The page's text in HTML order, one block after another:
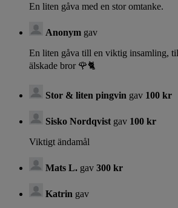
En liten gåva med en stor omtanke.
Anonym gav
En liten gåva till en viktig insamling,
älskade bror 🌹🐈
Stor & liten pingvin gav 100 kr
Sisko Nordqvist gav 100 kr
Viktigt ändamål
Mats L. gav 300 kr
Katrin gav